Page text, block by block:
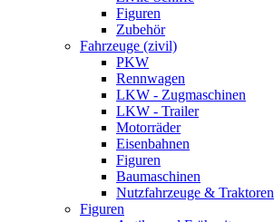
Figuren
Zubehör
Fahrzeuge (zivil)
PKW
Rennwagen
LKW - Zugmaschinen
LKW - Trailer
Motorräder
Eisenbahnen
Figuren
Baumaschinen
Nutzfahrzeuge & Traktoren
Figuren